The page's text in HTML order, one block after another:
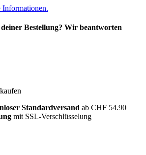
Bestellung? Wir beantworten
Standardversand ab CHF 54.90
mit SSL-Verschlüsselung